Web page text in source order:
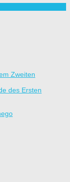
Zweiten
des Ersten